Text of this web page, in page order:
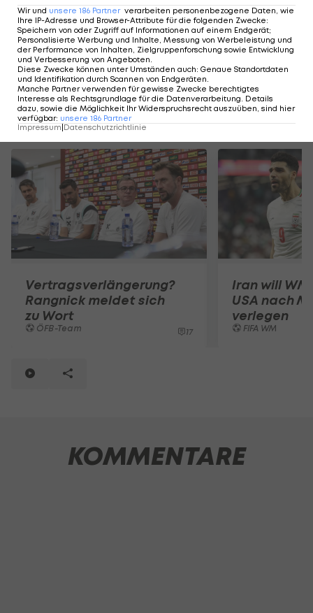
STARTEN
Mehr zum Thema
Vertragsverlängerung?
Rangnick meldet sich
zu Wort
ÖFB-Team 17
Iran will
USA nach
verlegen
FIFA WM
KOMMENTARE
Wir und unsere 186 Partner verarbeiten personenbezogene Daten, wie
Ihre IP-Adresse und Browser-Attribute für die folgenden Zwecke:
Speichern von oder Zugriff auf Informationen auf einem Endgerät;
Personalisierte Werbung und Inhalte, Messung von Werbeleistung und
der Performance von Inhalten, Zielgruppenforschung sowie Entwicklung
und Verbesserung von Angeboten.
Diese Zwecke können unter Umständen auch: Genaue Standortdaten
und Identifikation durch Scannen von Endgeräten.
Manche Partner verwenden für gewisse Zwecke berechtigtes
Interesse als Rechtsgrundlage für die Datenverarbeitung. Details
dazu, sowie die Möglichkeit Ihr Widerspruchsrecht auszuüben, sind hier
verfügbar: unsere 186 Partner
Impressum Datenschutzrichtlinie